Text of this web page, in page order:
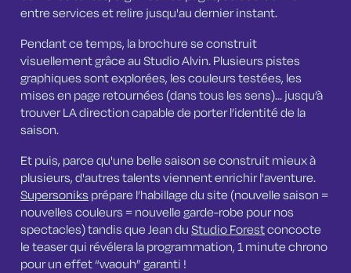
entre services et relire jusqu'au dernier instant.
Pendant ce temps, la brochure se construit
visuellement grâce au Studio Alvin. Plusieurs pistes
graphiques sont explorées, les couleurs testées, les
mises en page retournées (dans tous les sens)... jusqu’à
trouver LA direction capable de porter l’identité de la
saison.
Et puis, parce qu'une belle saison se construit mieux à
plusieurs, d'autres talents viennent enrichir l'aventure.
Supersoniks prépare l’habillage du site (nouvelle saison =
nouvelles couleurs = nouvelle garde-robe pour nos
spectacles) tandis que Jean duStudio Forestconcocte
le teaser qui révélera la programmation, 1 minute chrono
pour un effet “waouh” garanti !